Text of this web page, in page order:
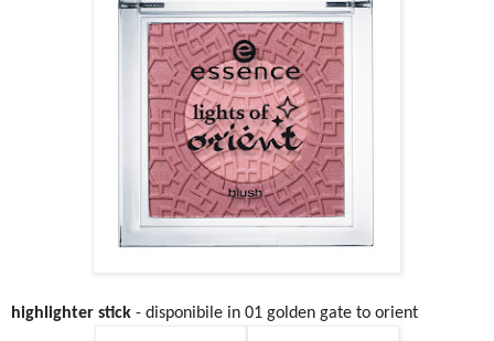
highlighter stick - disponibile in 01 golden gate to orient